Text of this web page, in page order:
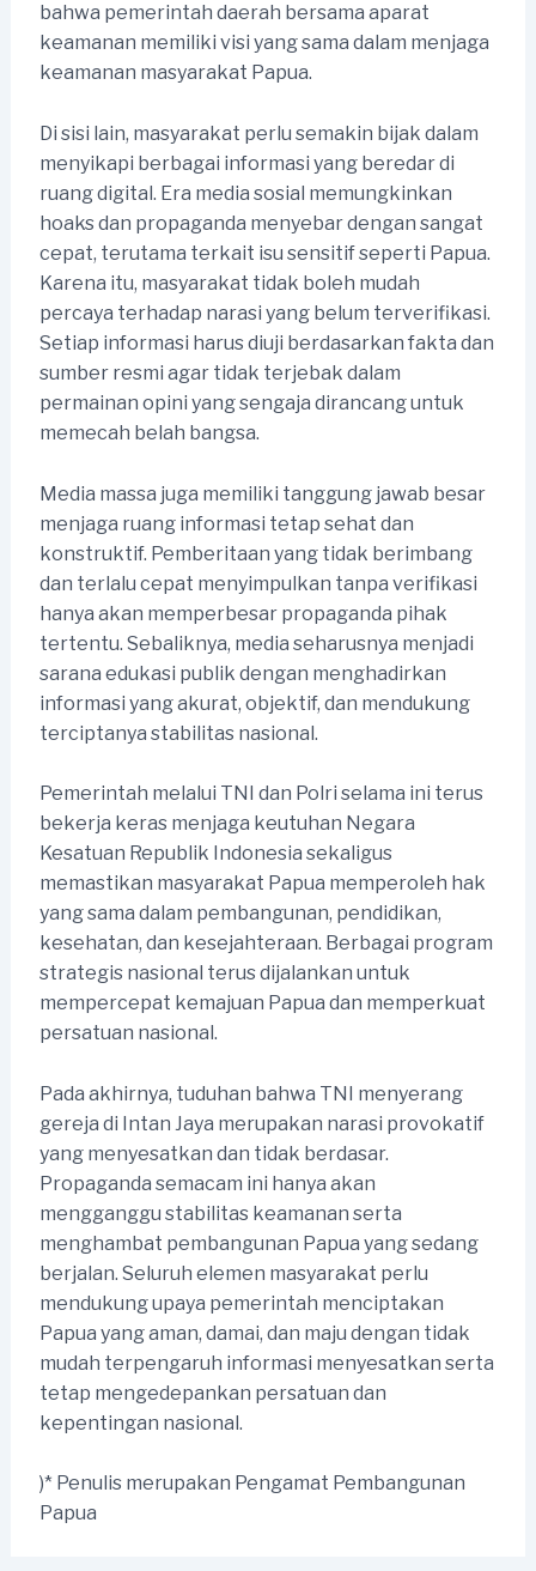
bahwa pemerintah daerah bersama aparat
keamanan memiliki visi yang sama dalam menjaga
keamanan masyarakat Papua.
Di sisi lain, masyarakat perlu semakin bijak dalam
menyikapi berbagai informasi yang beredar di
ruang digital. Era media sosial memungkinkan
hoaks dan propaganda menyebar dengan sangat
cepat, terutama terkait isu sensitif seperti Papua.
Karena itu, masyarakat tidak boleh mudah
percaya terhadap narasi yang belum terverifikasi.
Setiap informasi harus diuji berdasarkan fakta dan
sumber resmi agar tidak terjebak dalam
permainan opini yang sengaja dirancang untuk
memecah belah bangsa.
Media massa juga memiliki tanggung jawab besar
menjaga ruang informasi tetap sehat dan
konstruktif. Pemberitaan yang tidak berimbang
dan terlalu cepat menyimpulkan tanpa verifikasi
hanya akan memperbesar propaganda pihak
tertentu. Sebaliknya, media seharusnya menjadi
sarana edukasi publik dengan menghadirkan
informasi yang akurat, objektif, dan mendukung
terciptanya stabilitas nasional.
Pemerintah melalui TNI dan Polri selama ini terus
bekerja keras menjaga keutuhan Negara
Kesatuan Republik Indonesia sekaligus
memastikan masyarakat Papua memperoleh hak
yang sama dalam pembangunan, pendidikan,
kesehatan, dan kesejahteraan. Berbagai program
strategis nasional terus dijalankan untuk
mempercepat kemajuan Papua dan memperkuat
persatuan nasional.
Pada akhirnya, tuduhan bahwa TNI menyerang
gereja di Intan Jaya merupakan narasi provokatif
yang menyesatkan dan tidak berdasar.
Propaganda semacam ini hanya akan
mengganggu stabilitas keamanan serta
menghambat pembangunan Papua yang sedang
berjalan. Seluruh elemen masyarakat perlu
mendukung upaya pemerintah menciptakan
Papua yang aman, damai, dan maju dengan tidak
mudah terpengaruh informasi menyesatkan serta
tetap mengedepankan persatuan dan
kepentingan nasional.
)* Penulis merupakan Pengamat Pembangunan
Papua